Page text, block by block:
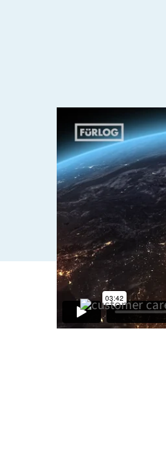
UN
L’Eurasia è un
per questo
paesi tra Europa